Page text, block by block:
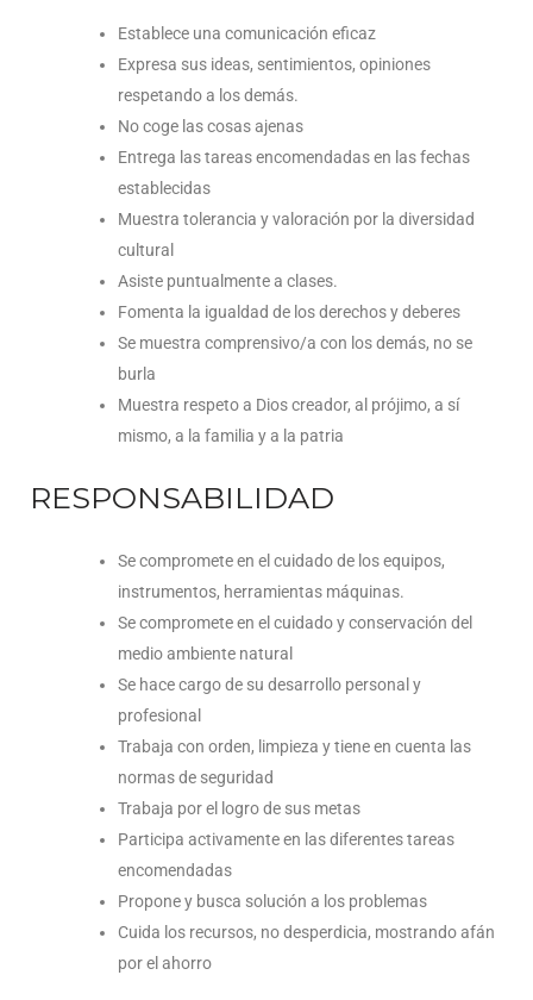
Establece una comunicación eficaz
Expresa sus ideas, sentimientos, opiniones
respetando a los demás.
No coge las cosas ajenas
Entrega las tareas encomendadas en las fechas
establecidas
Muestra tolerancia y valoración por la diversidad
cultural
Asiste puntualmente a clases.
Fomenta la igualdad de los derechos y deberes
Se muestra comprensivo/a con los demás, no se
burla
Muestra respeto a Dios creador, al prójimo, a sí
mismo, a la familia y a la patria
RESPONSABILIDAD
Se compromete en el cuidado de los equipos,
instrumentos, herramientas máquinas.
Se compromete en el cuidado y conservación del
medio ambiente natural
Se hace cargo de su desarrollo personal y
profesional
Trabaja con orden, limpieza y tiene en cuenta las
normas de seguridad
Trabaja por el logro de sus metas
Participa activamente en las diferentes tareas
encomendadas
Propone y busca solución a los problemas
Cuida los recursos, no desperdicia, mostrando afán
por el ahorro